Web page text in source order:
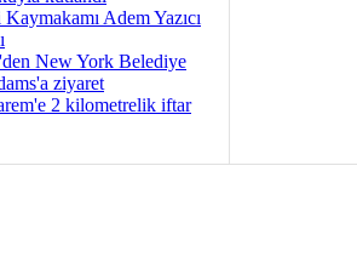
Adem Yazıcı
New York Belediye
ziyaret
2 kilometrelik iftar